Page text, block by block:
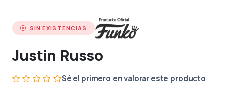
SIN EXISTENCIAS
Justin Russo
Sé el primero en valorar este producto